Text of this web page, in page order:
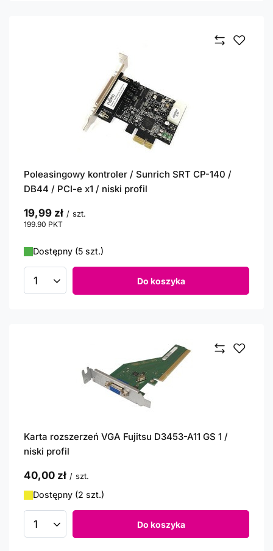
Poleasingowy kontroler / Sunrich SRT CP-140 /
DB44 / PCI-e x1 / niski profil
19,99 zł / szt.
199.90 PKT
Dostępny (5 szt.)
Ilość produktów Do koszyka
Karta rozszerzeń VGA Fujitsu D3453-A11 GS 1 /
niski profil
40,00 zł / szt.
Dostępny (2 szt.)
Ilość produktów Do koszyka